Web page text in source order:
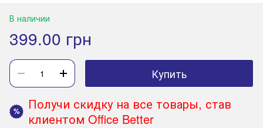
В наличии
399.00 грн
Купить
%
Получи скидку на все товары, став
клиентом Office Better